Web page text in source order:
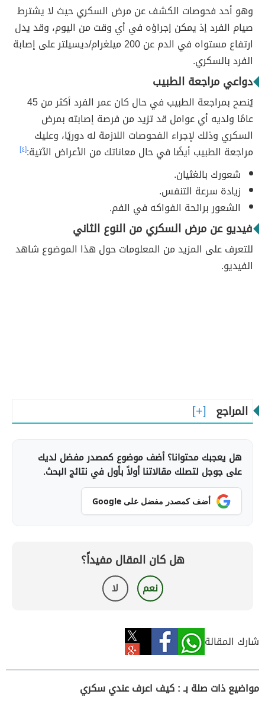
وهو أحد فحوصات الكشف عن مرض السكري حيث لا يشترط
صيام الفرد إذ يمكن إجراؤه في أي وقت من اليوم، وقد يدل
ارتفاع مستواه في الدم عن 200 ميلغرام/ديسيلتر على إصابة
الفرد بالسكري.
دواعي مراجعة الطبيب
يُنصح بمراجعة الطبيب في حال كان عمر الفرد أكثر من 45
عامًا ولديه أي عوامل قد تزيد من فرصة إصابته بمرض
السكري وذلك لإجراء الفحوصات اللازمة له دوريًا، وعليك
مراجعة الطبيب أيضًا في حال معاناتك من الأعراض الآتية:[٤]
شعورك بالغثيان.
زيادة سرعة التنفس.
الشعور برائحة الفواكه في الفم.
فيديو عن مرض السكري من النوع الثاني
للتعرف على المزيد من المعلومات حول هذا الموضوع شاهد
الفيديو.
المراجع
هل يعجبك محتوانا؟ أضف موضوع كمصدر مفضل لديك
على جوجل لتصلك مقالاتنا أولاً بأول في نتائج البحث.
أضف كمصدر مفضل على Google
هل كان المقال مفيداً؟
نعم لا
شارك المقالة
مواضيع ذات صلة بـ : كيف اعرف عندي سكري